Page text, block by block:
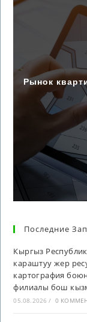
Рынок
Последние
Кыргыз
караштуу жер
картография
филиалы бош
05.08.2026 / 0